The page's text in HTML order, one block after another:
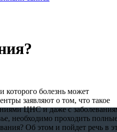
которого болезнь может
заявляют о том, что такое
ЦНС и даже с
необходимо проходить
Об этом и пойдет речь в